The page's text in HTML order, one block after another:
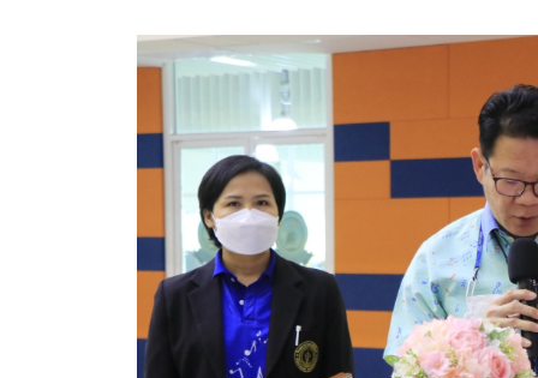
ประกาศผู้ชนะการเสนอราคา
ประกาศราคากลาง
ประกาศเชิญชวนประกวดราคา (e-bidding)
ยกเลิกประกาศเชิญชวน
ยกเลิกประกาศผู้ชนะ